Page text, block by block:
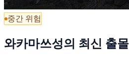
중간 위험
와카마쓰성의 최신 출